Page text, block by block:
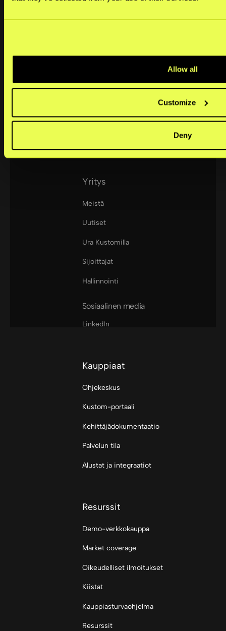
Allow all
Customize
Deny
support@kustom.co
Mobile Point of Sale
Keskisuuret yritykset
Yritys
Meistä
Uutiset
Ura Kustomilla
Sijoittajat
Hallinnointi
Sosiaalinen media
LinkedIn
Kauppiaat
Ohjekeskus
Kustom-portaali
Kehittäjädokumentaatio
Palvelun tila
Alustat ja integraatiot
Resurssit
Demo-verkkokauppa
Market coverage
Oikeudelliset ilmoitukset
Kiistat
Kauppiasturvaohjelma
Resurssit